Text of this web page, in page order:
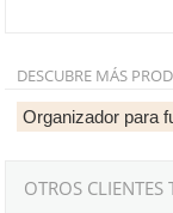
DESCUBRE MÁS
Organizador para
OTROS